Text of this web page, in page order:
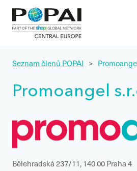
Seznam členů POPAI >
Promoangel
Bělehradská 237/11, 140 00 Praha 4